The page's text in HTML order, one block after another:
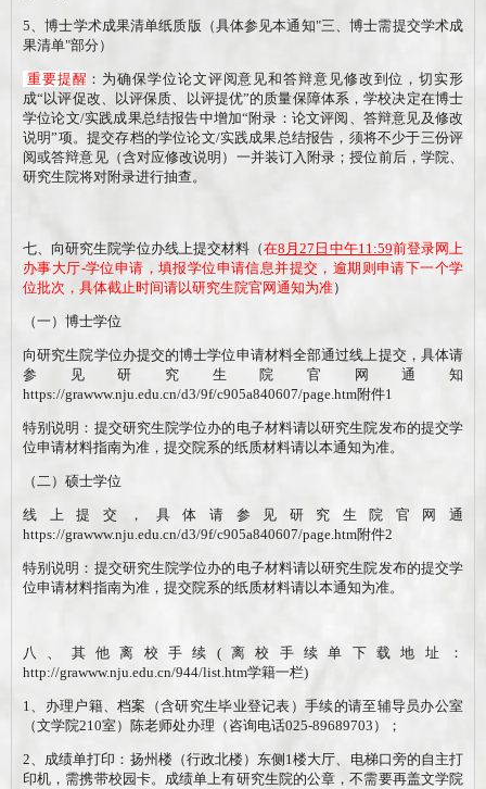
5、博士学术成果清单纸质版（具体参见本通知"三、博士需提交学术成
果清单"部分）
重要提醒 ：为确保学位论文评阅意见和答辩意见修改到位，切实形
成“以评促改、以评保质、以评提优”的质量保障体系，学校决定在博士
学位论文/实践成果总结报告中增加“附录：论文评阅、答辩意见及修改
说明”项。提交存档的学位论文/实践成果总结报告，须将不少于三份评
阅或答辩意见（含对应修改说明）一并装订入附录；授位前后，学院、
研究生院将对附录进行抽查。
七、向研究生院学位办线上提交材料（在8月27日中午11:59前登录网上
办事大厅-学位申请 ，填报学位申请信息并提交，逾期则申请下一个学
位批次，具体截止时间请以研究生院官网通知为准）
（一）博士学位
向研究生院学位办提交的博士学位申请材料全部通过线上提交，具体请
参见研究生院官网通知
https://grawww.nju.edu.cn/d3/9f/c905a840607/page.htm附件1
特别说明：提交研究生院学位办的电子材料请以研究生院发布的提交学
位申请材料指南为准，提交院系的纸质材料请以本通知为准。
（二）硕士学位
线上提交，具体请参见研究生院官网通
https://grawww.nju.edu.cn/d3/9f/c905a840607/page.htm附件2
特别说明：提交研究生院学位办的电子材料请以研究生院发布的提交学
位申请材料指南为准，提交院系的纸质材料请以本通知为准。
八、其他离校手续 (离校手续单下载地址：
http://grawww.nju.edu.cn/944/list.htm学籍一栏)
1、办理户籍、档案（含研究生毕业登记表）手续的请至辅导员办公室
（文学院210室 ） 陈老师处办理（咨询电话025-89689703 ） ；
2、成绩单打印：扬州楼（行政北楼）东侧 1楼大厅、电梯口旁的自主打
印机，需携带校园卡。成绩单上有研究生院的公章，不需要再盖文学院